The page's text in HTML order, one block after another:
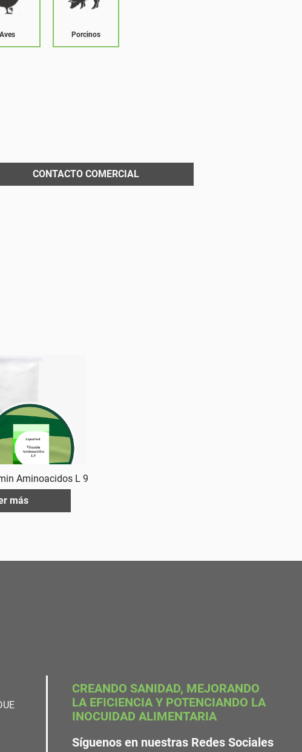
Aves Porcinos
CONTACTO COMERCIAL
Aminoacidos L 9
más
CREANDO SANIDAD, MEJORANDO
LA EFICIENCIA Y POTENCIANDO LA
INOCUIDAD ALIMENTARIA
Síguenos en nuestras Redes Sociales